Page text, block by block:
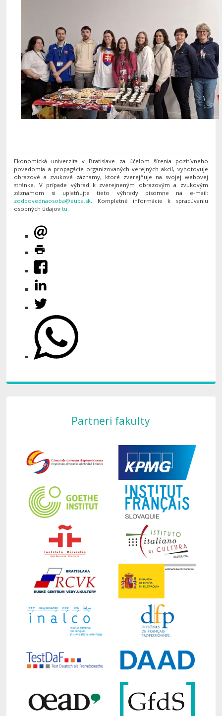
Ekonomická univerzita v Bratislave za účelom šírenia pozitívneho
povedomia a propagácie organizovaných verejných akcií, vyhotovuje
obrazové a zvukové záznamy, ktoré zverejňuje na svojej webovej
stránke. V prípade výhrad k zverejneným obrazovým a zvukovým
záznamom si uplatňujte tieto výhrady písomne na e-mail:
. Kompletné informácie k spracúvaniu
osobných údajovtu.
Partneri fakulty